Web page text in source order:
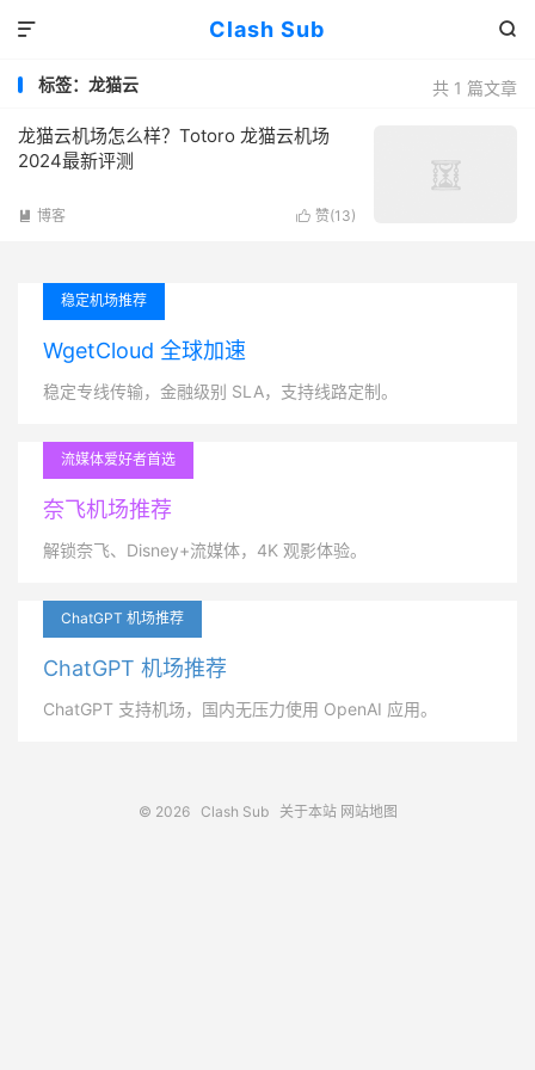
Clash Sub 

共 1 篇文章
标签：龙猫云
龙猫云机场怎么样？Totoro 龙猫云机场
2024最新评测
 赞(13)
 博客
稳定机场推荐
WgetCloud 全球加速
稳定专线传输，金融级别 SLA，支持线路定制。
流媒体爱好者首选
奈飞机场推荐
解锁奈飞、Disney+流媒体，4K 观影体验。
ChatGPT 机场推荐
ChatGPT 机场推荐
ChatGPT 支持机场，国内无压力使用 OpenAI 应用。
© 2026 Clash Sub 关于本站 网站地图